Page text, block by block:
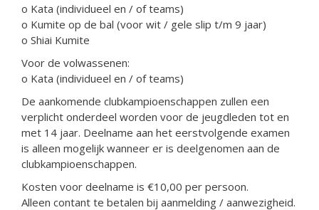
o Kata (individueel en / of teams)
o Kumite op de bal (voor wit / gele slip t/m 9 jaar)
o Shiai Kumite
Voor de volwassenen:
o Kata (individueel en / of teams)
De aankomende clubkampioenschappen zullen een
verplicht onderdeel worden voor de jeugdleden tot en
met 14 jaar. Deelname aan het eerstvolgende examen
is alleen mogelijk wanneer er is deelgenomen aan de
clubkampioenschappen.
Kosten voor deelname is €10,00 per persoon.
Alleen contant te betalen bij aanmelding / aanwezigheid.